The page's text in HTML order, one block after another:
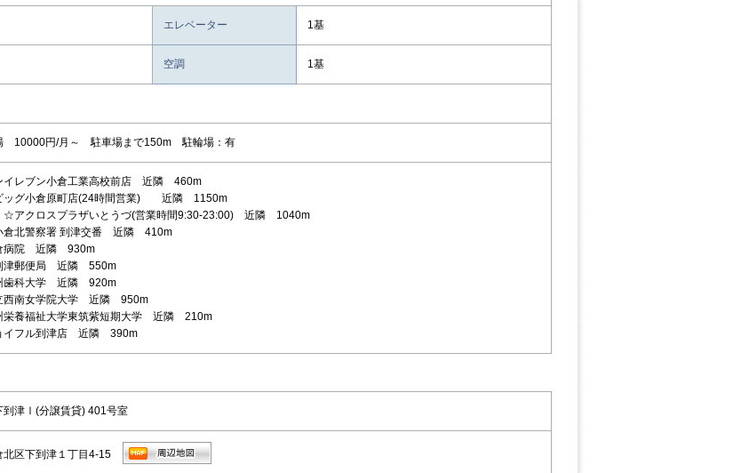
エレベーター 1基
空調 1基
10000円/月～ 駐車場まで150m 駐輪場：有
イレブン小倉工業高校前店 近隣 460m
ッグ小倉原町店(24時間営業) 近隣 1150m
☆アクロスプラザいとうづ(営業時間9:30-23:00) 近隣 1040m
倉北警察署 到津交番 近隣 410m
病院 近隣 930m
津郵便局 近隣 550m
歯科大学 近隣 920m
西南女学院大学 近隣 950m
栄養福祉大学東筑紫短期大学 近隣 210m
イフル到津店 近隣 390m
到津Ⅰ(分譲賃貸) 401号室
区下到津１丁目4-15